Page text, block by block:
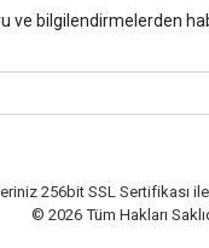
ve bilgilendirmelerden
256bit SSL Sertifikası
© 2026 Tüm Hakları